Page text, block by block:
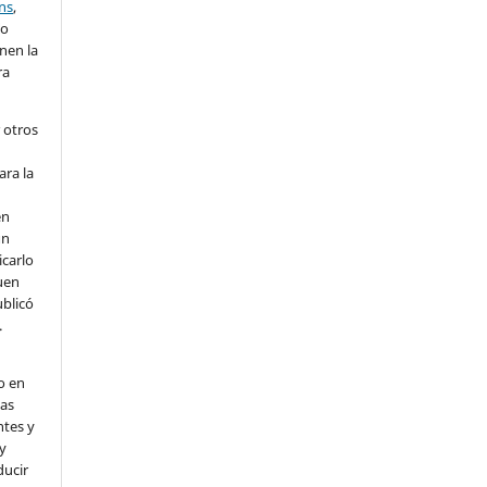
,
la
otros
la
en
y